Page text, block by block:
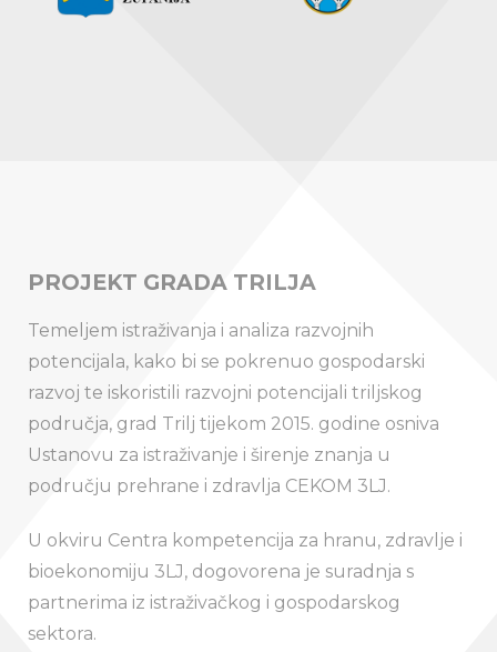
PROJEKT GRADA TRILJA
Temeljem istraživanja i analiza razvojnih
potencijala, kako bi se pokrenuo gospodarski
razvoj te iskoristili razvojni potencijali triljskog
područja, grad Trilj tijekom 2015. godine osniva
Ustanovu za istraživanje i širenje znanja u
području prehrane i zdravlja CEKOM 3LJ.
U okviru Centra kompetencija za hranu, zdravlje i
bioekonomiju 3LJ, dogovorena je suradnja s
partnerima iz istraživačkog i gospodarskog
sektora.